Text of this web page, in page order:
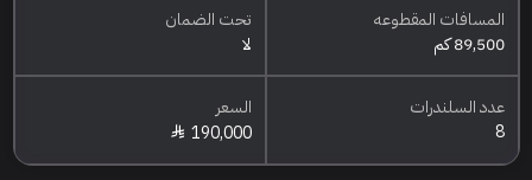
المسافات المقطوعه
89,500 كم
تحت الضمان
لا
عدد السلندرات
8
السعر
190,000